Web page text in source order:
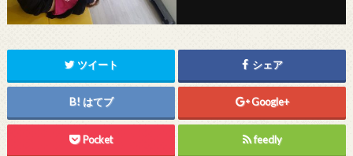
ツイート シェア
はてブ Google+
Pocket feedly